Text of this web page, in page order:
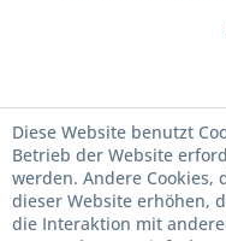
Diese Website benutzt
Betrieb der Website
werden. Andere Cookies,
dieser Website erhöhen,
die Interaktion mit